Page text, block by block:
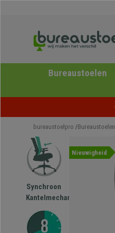
Bureaustoelen
bureaustoelpro Bureaustoelen
Synchroon
Kantelmechanisme
Nieuwigheid